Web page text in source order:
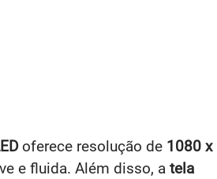
oferece resolução de 1080 x
e fluida. Além disso, a tela